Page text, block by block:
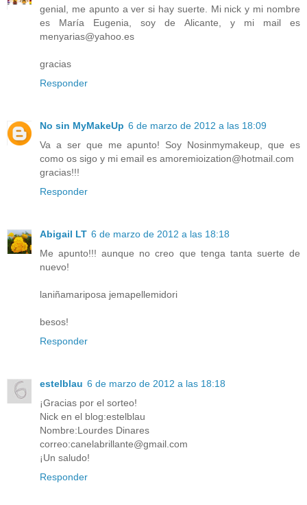
genial, me apunto a ver si hay suerte. Mi nick y mi nombre
es María Eugenia, soy de Alicante, y mi mail es
menyarias@yahoo.es
gracias
Responder
No sin MyMakeUp 6 de marzo de 2012 a las 18:09
Va a ser que me apunto! Soy Nosinmymakeup, que es
como os sigo y mi email es amoremioization@hotmail.com
gracias!!!
Responder
Abigail LT 6 de marzo de 2012 a las 18:18
Me apunto!!! aunque no creo que tenga tanta suerte de
nuevo!
laniñamariposa jemapellemidori
besos!
Responder
estelblau 6 de marzo de 2012 a las 18:18
¡Gracias por el sorteo!
Nick en el blog:estelblau
Nombre:Lourdes Dinares
correo:canelabrillante@gmail.com
¡Un saludo!
Responder